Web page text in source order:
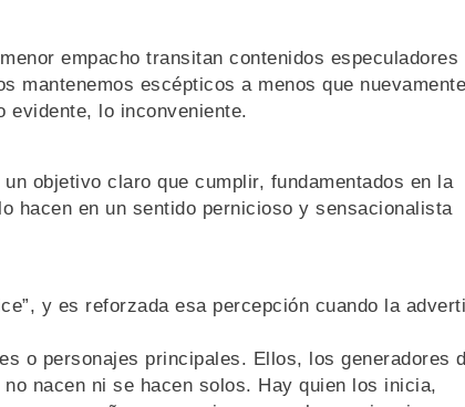
empacho transitan contenidos especuladores
mantenemos escépticos a menos que
evidente, lo inconveniente.
objetivo claro que cumplir, fundamentados en la
hacen en un sentido pernicioso y sensacionalista
y es reforzada esa percepción cuando la
o personajes principales. Ellos, los generadores
nacen ni se hacen solos. Hay quien los inicia,